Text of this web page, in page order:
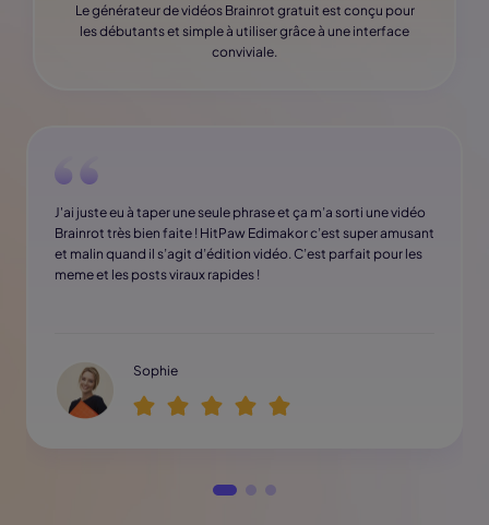
Le générateur de vidéos Brainrot gratuit est conçu pour
les débutants et simple à utiliser grâce à une interface
conviviale.
J'ai juste eu à taper une seule phrase et ça m’a sorti une vidéo
Brainrot très bien faite ! HitPaw Edimakor c’est super amusant
et malin quand il s’agit d’édition vidéo. C’est parfait pour les
meme et les posts viraux rapides !
Sophie